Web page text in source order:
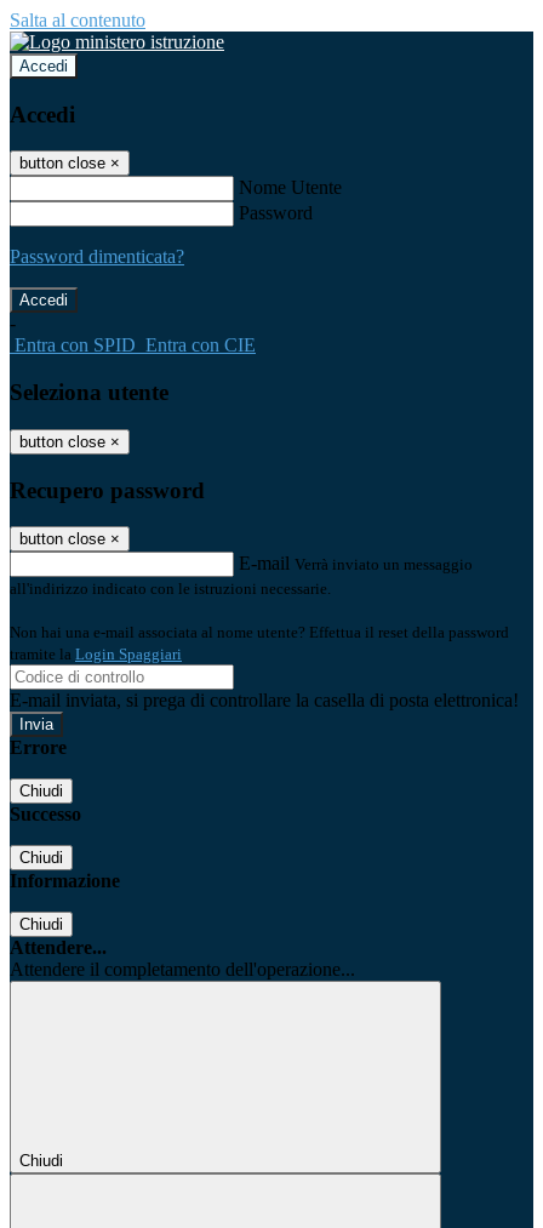
Salta al contenuto
Accedi
Accedi
button close ×
Nome Utente
Password
Password dimenticata?
-
Entra con SPID Entra con CIE
Seleziona utente
button close ×
Recupero password
button close ×
E-mail Verrà inviato un messaggio
all'indirizzo indicato con le istruzioni necessarie.
Non hai una e-mail associata al nome utente? Effettua il reset della password
tramite la Login Spaggiari
E-mail inviata, si prega di controllare la casella di posta elettronica!
Errore
Chiudi
Successo
Chiudi
Informazione
Chiudi
Attendere...
Attendere il completamento dell'operazione...
Chiudi